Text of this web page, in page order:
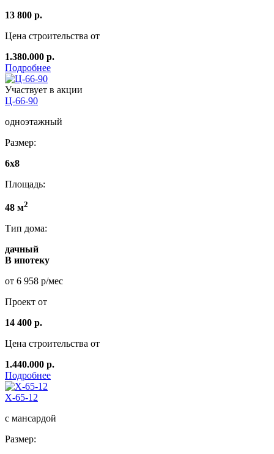
13 800 р.
Цена строительства от
1.380.000 р.
Подробнее
Участвует в акции
Ц-66-90
одноэтажный
Размер:
6x8
Площадь:
48 м2
Тип дома:
дачный
В ипотеку
от 6 958 р/мес
Проект от
14 400 р.
Цена строительства от
1.440.000 р.
Подробнее
Х-65-12
с мансардой
Размер: